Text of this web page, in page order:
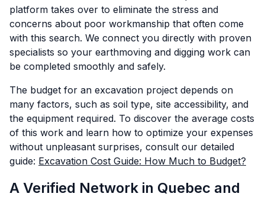
platform takes over to eliminate the stress and
concerns about poor workmanship that often come
with this search. We connect you directly with proven
specialists so your earthmoving and digging work can
be completed smoothly and safely.
The budget for an excavation project depends on
many factors, such as soil type, site accessibility, and
the equipment required. To discover the average costs
of this work and learn how to optimize your expenses
without unpleasant surprises, consult our detailed
guide: Excavation Cost Guide: How Much to Budget?
A Verified Network in Quebec and